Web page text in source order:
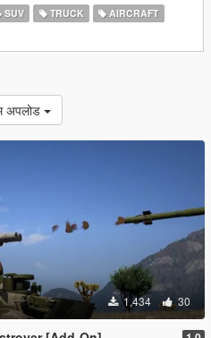
SUV TRUCK
AIRCRAFT
अपलोड
1,434 30